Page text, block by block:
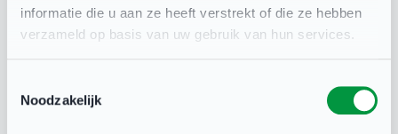
informatie die u aan ze heeft verstrekt of die ze hebben
verzameld op basis van uw gebruik van hun services.
Noodzakelijk